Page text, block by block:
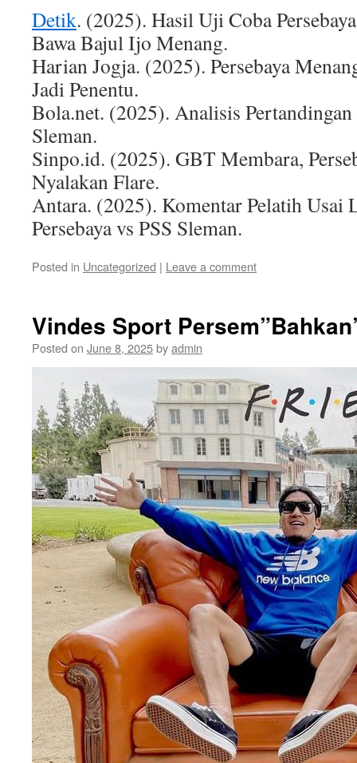
Detik. (2025). Hasil Uji Coba
Bawa Bajul Ijo Menang.
Harian Jogja. (2025). Persebaya
Jadi Penentu.
Bola.net. (2025). Analisis Pertandingan
Sleman.
Sinpo.id. (2025). GBT Membara,
Nyalakan Flare.
Antara. (2025). Komentar Pelatih Usai
Persebaya vs PSS Sleman.
Posted in Uncategorized | Leave a comment
Vindes Sport
Posted on June 8, 2025byadmin